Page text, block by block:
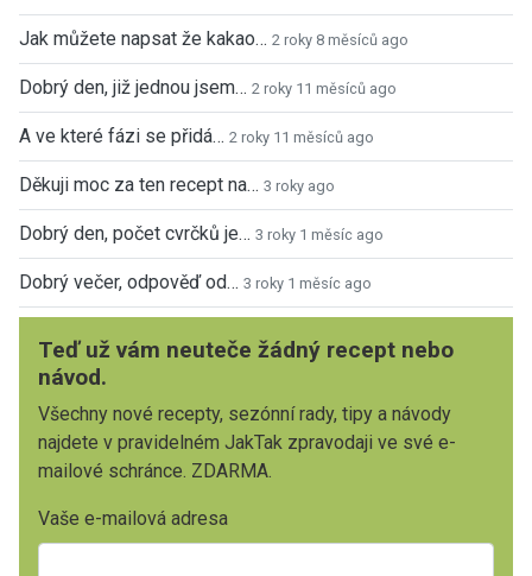
Jak můžete napsat že kakao… 2 roky 8 měsíců ago
Dobrý den, již jednou jsem… 2 roky 11 měsíců ago
A ve které fázi se přidá… 2 roky 11 měsíců ago
Děkuji moc za ten recept na… 3 roky ago
Dobrý den, počet cvrčků je… 3 roky 1 měsíc ago
Dobrý večer, odpověď od… 3 roky 1 měsíc ago
Teď už vám neuteče žádný recept nebo
návod.
Všechny nové recepty, sezónní rady, tipy a návody
najdete v pravidelném JakTak zpravodaji ve své e-
mailové schránce. ZDARMA.
Vaše e-mailová adresa